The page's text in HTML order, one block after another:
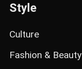
Style
Culture
Fashion & Beauty